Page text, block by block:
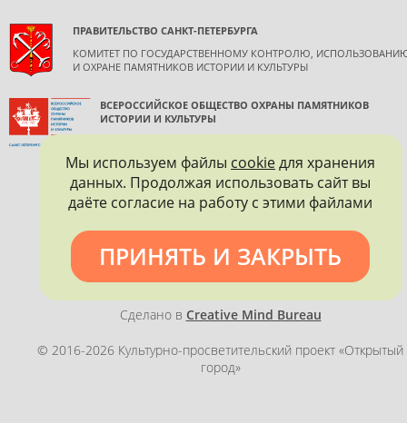
ПРАВИТЕЛЬСТВО САНКТ-ПЕТЕРБУРГА
КОМИТЕТ ПО ГОСУДАРСТВЕННОМУ КОНТРОЛЮ,
И ОХРАНЕ ПАМЯТНИКОВ ИСТОРИИ И КУЛЬТУРЫ
ВСЕРОССИЙСКОЕ ОБЩЕСТВО ОХРАНЫ ПАМЯТНИКОВ
ИСТОРИИ И КУЛЬТУРЫ
Политика конфиденциальности
Сделано в Creative Mind Bureau
© 2016-2026 Культурно-просветительский проект «Открытый
город»
Мы используем файлы cookieдля хранения
данных. Продолжая использовать сайт вы
даёте согласие на работу с этими файлами
ПРИНЯТЬ И ЗАКРЫТЬ